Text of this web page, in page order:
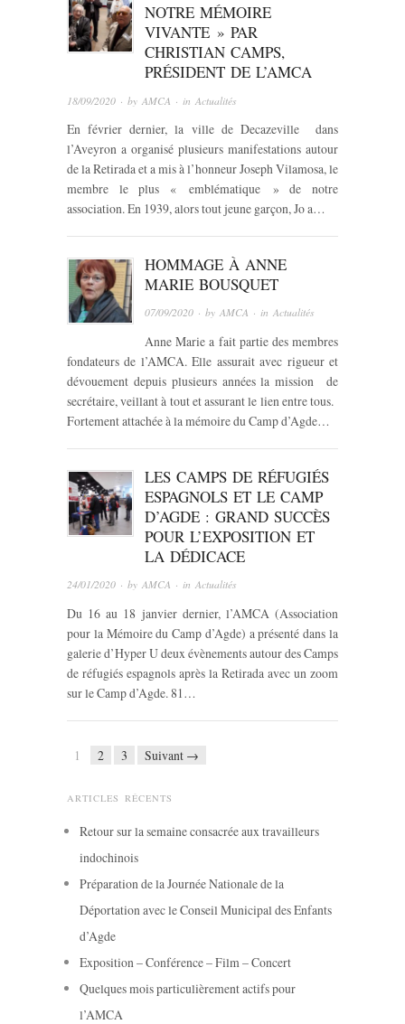
NOTRE MÉMOIRE
VIVANTE » PAR
CHRISTIAN CAMPS,
PRÉSIDENT DE L’AMCA
18/09/2020 · by AMCA · in Actualités
En février dernier, la ville de Decazeville dans
l’Aveyron a organisé plusieurs manifestations autour
de la Retirada et a mis à l’honneur Joseph Vilamosa, le
membre le plus « emblématique » de notre
association. En 1939, alors tout jeune garçon, Jo a…
HOMMAGE À ANNE
MARIE BOUSQUET
07/09/2020 · byAMCA · inActualités
Anne Marie a fait partie des membres
fondateurs de l’AMCA. Elle assurait avec rigueur et
dévouement depuis plusieurs années la mission de
secrétaire, veillant à tout et assurant le lien entre tous.
Fortement attachée à la mémoire du Camp d’Agde…
LES CAMPS DE RÉFUGIÉS
ESPAGNOLS ET LE CAMP
D’AGDE : GRAND SUCCÈS
POUR L’EXPOSITION ET
LA DÉDICACE
24/01/2020 · by AMCA · in Actualités
Du 16 au 18 janvier dernier, l’AMCA (Association
pour la Mémoire du Camp d’Agde) a présenté dans la
galerie d’Hyper U deux évènements autour des Camps
de réfugiés espagnols après la Retirada avec un zoom
sur le Camp d’Agde. 81…
1 2 3 Suivant →
ARTICLES RÉCENTS
Retour sur la semaine consacrée aux travailleurs
indochinois
Préparation de la Journée Nationale de la
Déportation avec le Conseil Municipal des Enfants
d’Agde
Exposition – Conférence – Film – Concert
Quelques mois particulièrement actifs pour
l’AMCA